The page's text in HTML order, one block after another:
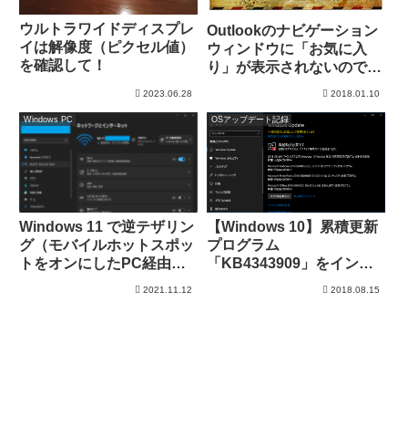
ウルトラワイドディスプレ
イは解像度（ピクセル値）
を確認して！
2023.06.28
Outlookのナビゲーション
ウィンドウに「お気に入
り」が表示されないので対
2018.01.10
Windows PC
Windows 11 で逆テザリン
グ（モバイルホットスポッ
トをオンにしたPC経由で
2021.11.12
OSアップデート記録
【Windows 10】累積更新
プログラム
「KB4343909」をインス
2018.08.15